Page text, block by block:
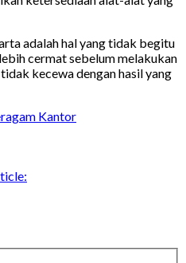
adalah hal yang tidak begitu
cermat sebelum melakukan
kecewa dengan hasil yang
Kantor